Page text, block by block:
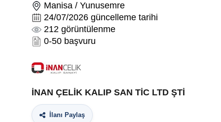
Manisa / Yunusemre
24/07/2026 güncelleme tarihi
212 görüntülenme
0-50 başvuru
İNAN ÇELİK KALIP SAN TİC LTD ŞTİ
İlanı Paylaş